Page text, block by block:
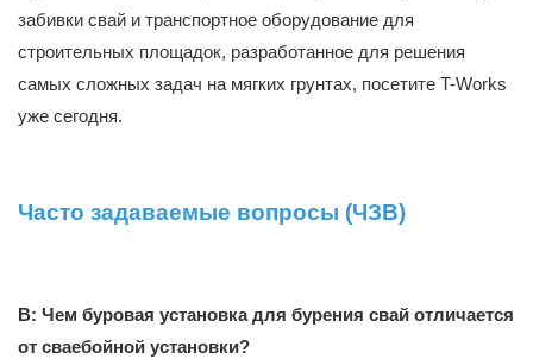
забивки свай и транспортное оборудование для
строительных площадок, разработанное для решения
самых сложных задач на мягких грунтах, посетите T-Works
уже сегодня.
Часто задаваемые вопросы (ЧЗВ)
В: Чем буровая установка для бурения свай отличается
от сваебойной установки?